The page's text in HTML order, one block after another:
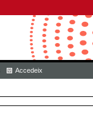
Accedeix